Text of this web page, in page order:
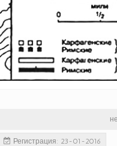
Регистрация: 23-01-2016